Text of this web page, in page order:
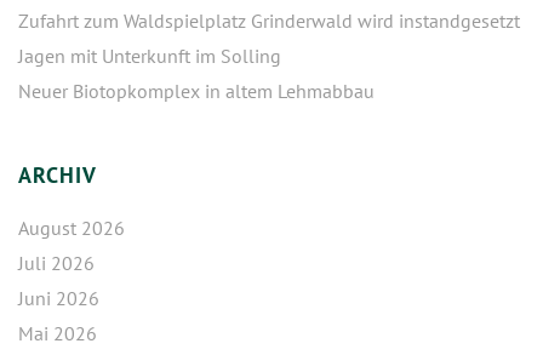
Zufahrt zum Waldspielplatz Grinderwald wird instandgesetzt
Jagen mit Unterkunft im Solling
Neuer Biotopkomplex in altem Lehmabbau
ARCHIV
August 2026
Juli 2026
Juni 2026
Mai 2026